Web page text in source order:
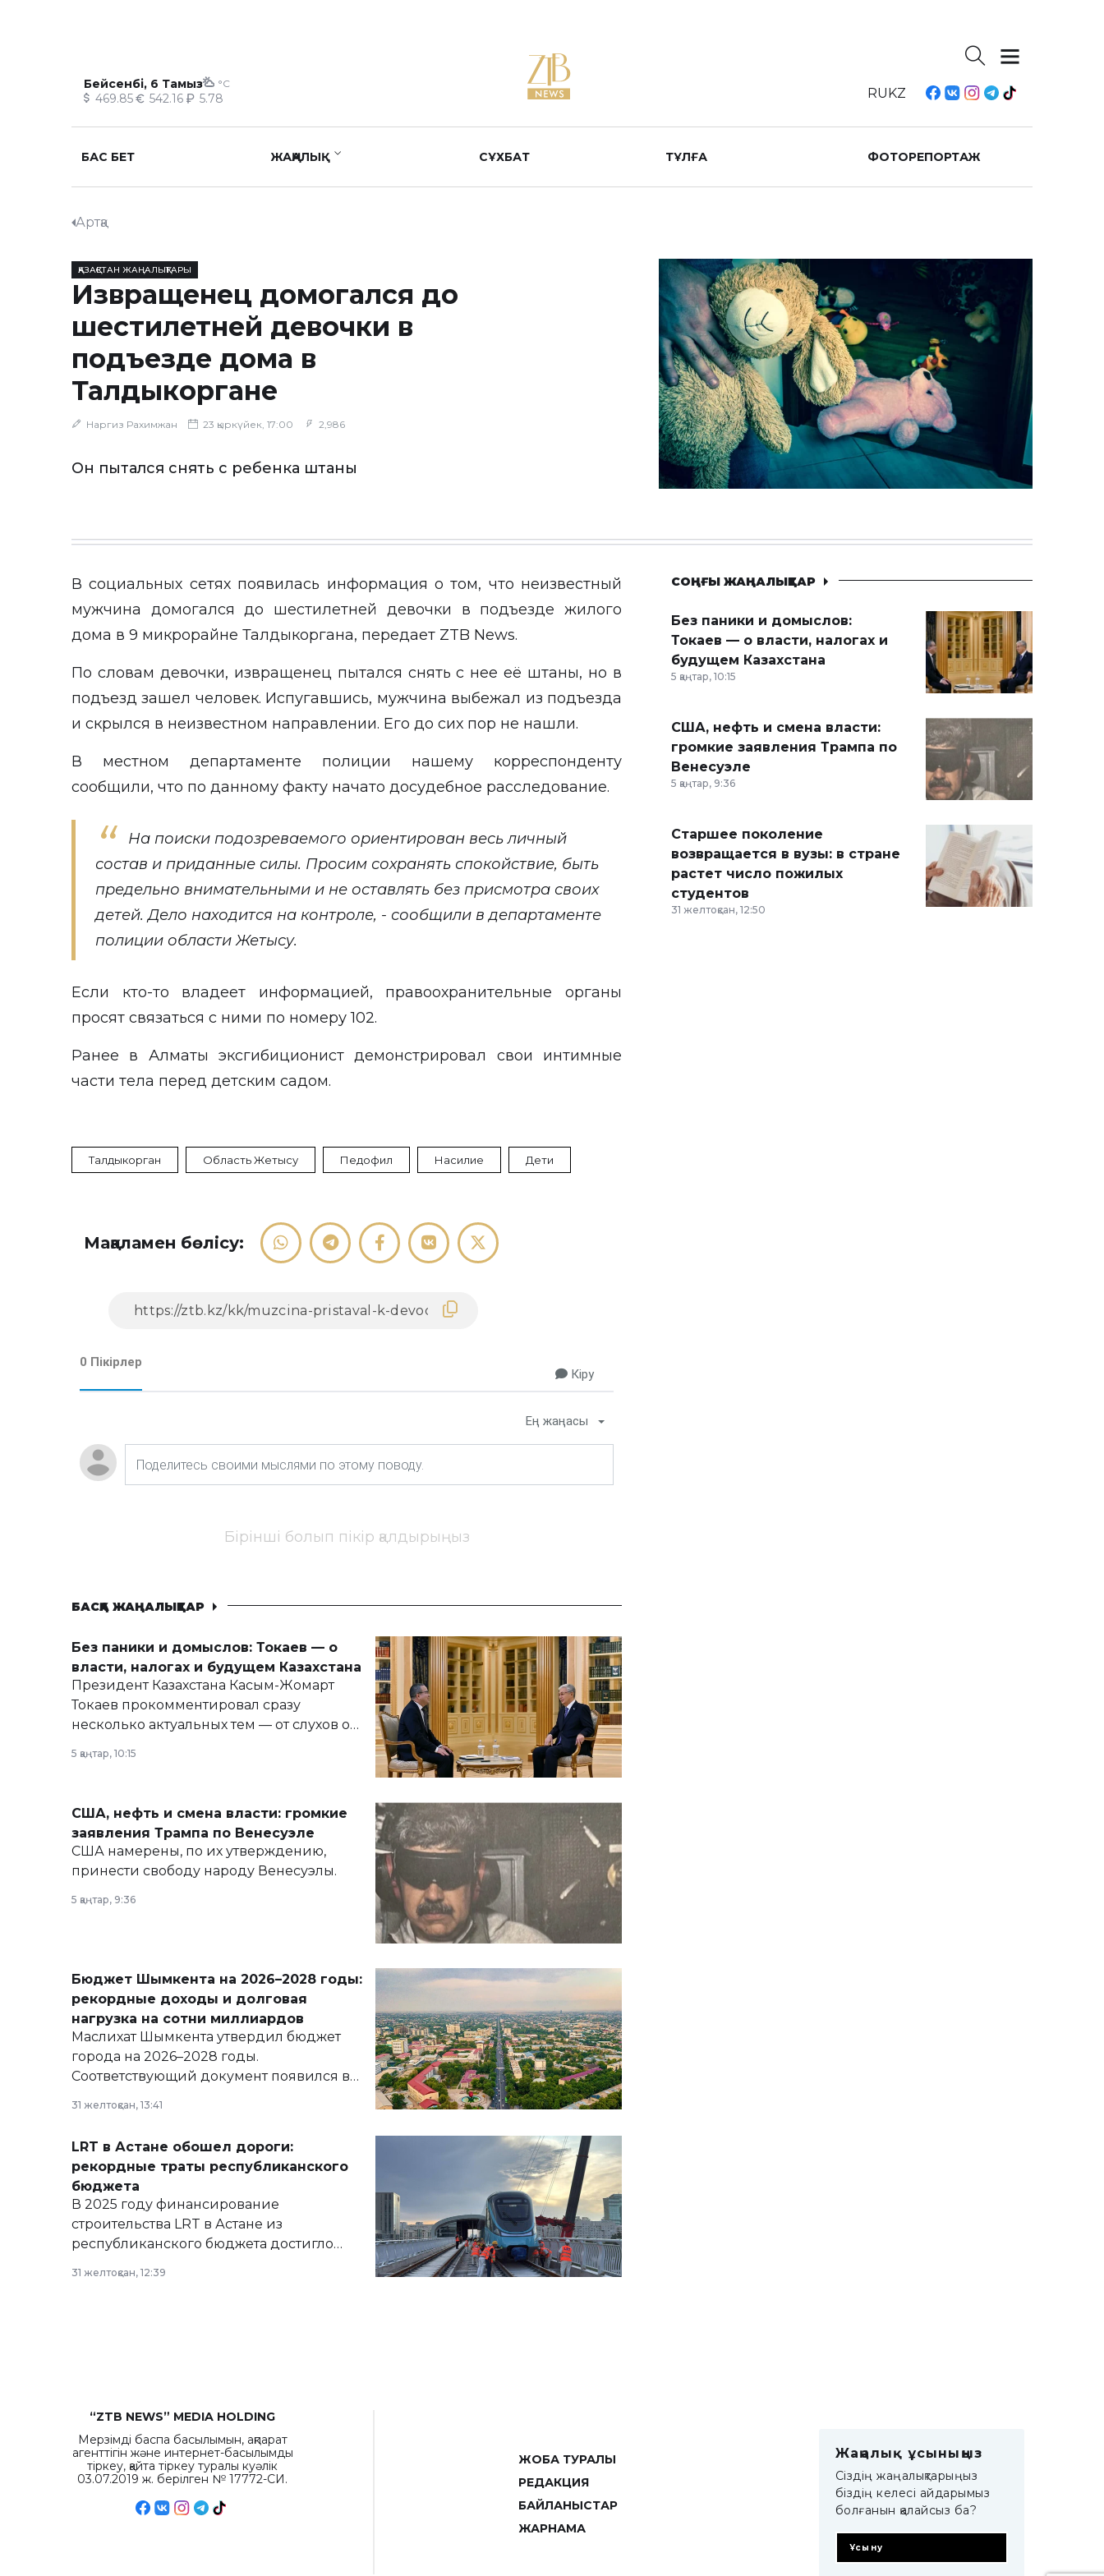
Бейсенбі, 6 Тамыз °C
469.85 542.16 5.78 RUKZ
БАС БЕТ ЖАҢАЛЫҚ СҰХБАТ ТҰЛҒА ФОТОРЕПОРТАЖ
Артқа
ҚАЗАҚСТАН ЖАҢАЛЫҚТАРЫ
Извращенец домогался до
шестилетней девочки в
подъезде дома в
Талдыкоргане
Наргиз Рахимжан 23 қыркүйек, 17:00 2,986
Он пытался снять с ребенка штаны
В социальных сетях появилась информация о том, что неизвестный
мужчина домогался до шестилетней девочки в подъезде жилого
дома в 9 микрорайне Талдыкоргана, передает ZTB News.
По словам девочки, извращенец пытался снять с нее её штаны, но в
подъезд зашел человек. Испугавшись, мужчина выбежал из подъезда
и скрылся в неизвестном направлении. Его до сих пор не нашли.
В местном департаменте полиции нашему корреспонденту
сообщили, что по данному факту начато досудебное расследование.
На поиски подозреваемого ориентирован весь личный
состав и приданные силы. Просим сохранять спокойствие, быть
предельно внимательными и не оставлять без присмотра своих
детей. Дело находится на контроле, - сообщили в департаменте
полиции области Жетысу.
Если кто-то владеет информацией, правоохранительные органы
просят связаться с ними по номеру 102.
Ранее в Алматы эксгибиционистдемонстрировал свои интимные
части тела перед детским садом.
Талдыкорган Область Жетысу Педофил Насилие Дети
Мақаламен бөлісу:
0 Пікірлер
Кіру
Ең жаңасы
Бірінші болып пікір қалдырыңыз
БАСҚА ЖАҢАЛЫҚТАР
Без паники и домыслов: Токаев — о
власти, налогах и будущем Казахстана
Президент Казахстана Касым-Жомарт
Токаев прокомментировал сразу
несколько актуальных тем — от слухов о
армии, экономики и личного здоровья.
5 қаңтар, 10:15
США, нефть и смена власти: громкие
заявления Трампа по Венесуэле
США намерены, по их утверждению,
принести свободу народу Венесуэлы.
5 қаңтар, 9:36
Бюджет Шымкента на 2026–2028 годы:
рекордные доходы и долговая
нагрузка на сотни миллиардов
Маслихат Шымкента утвердил бюджет
города на 2026–2028 годы.
Соответствующий документ появился в
сайте маслихат города.
31 желтоқсан, 13:41
LRT в Астане обошел дороги:
рекордные траты республиканского
бюджета
В 2025 году финансирование
строительства LRT в Астане из
республиканского бюджета достигло
31 желтоқсан, 12:39
СОҢҒЫ ЖАҢАЛЫҚТАР
Без паники и домыслов:
Токаев — о власти, налогах и
будущем Казахстана
5 қаңтар, 10:15
США, нефть и смена власти:
громкие заявления Трампа по
Венесуэле
5 қаңтар, 9:36
Старшее поколение
возвращается в вузы: в стране
растет число пожилых
студентов
31 желтоқсан, 12:50
“ZTB NEWS” MEDIA HOLDING
Мерзімді баспа басылымын, ақпарат
агенттігін және интернет-басылымды
тіркеу, қайта тіркеу туралы куәлік
03.07.2019 ж. берілген № 17772-СИ.
ЖОБА ТУРАЛЫ
РЕДАКЦИЯ
БАЙЛАНЫСТАР
ЖАРНАМА
Жаңалық ұсыныңыз
Сіздің жаңалықтарыңыз
біздің келесі айдарымыз
болғанын қалайсыз ба?
Ұсыну